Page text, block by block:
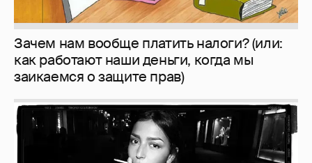
Рублёвские дочки 187